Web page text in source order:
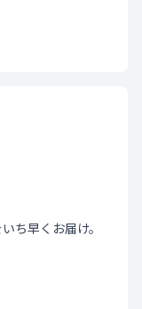
ち早くお届け。